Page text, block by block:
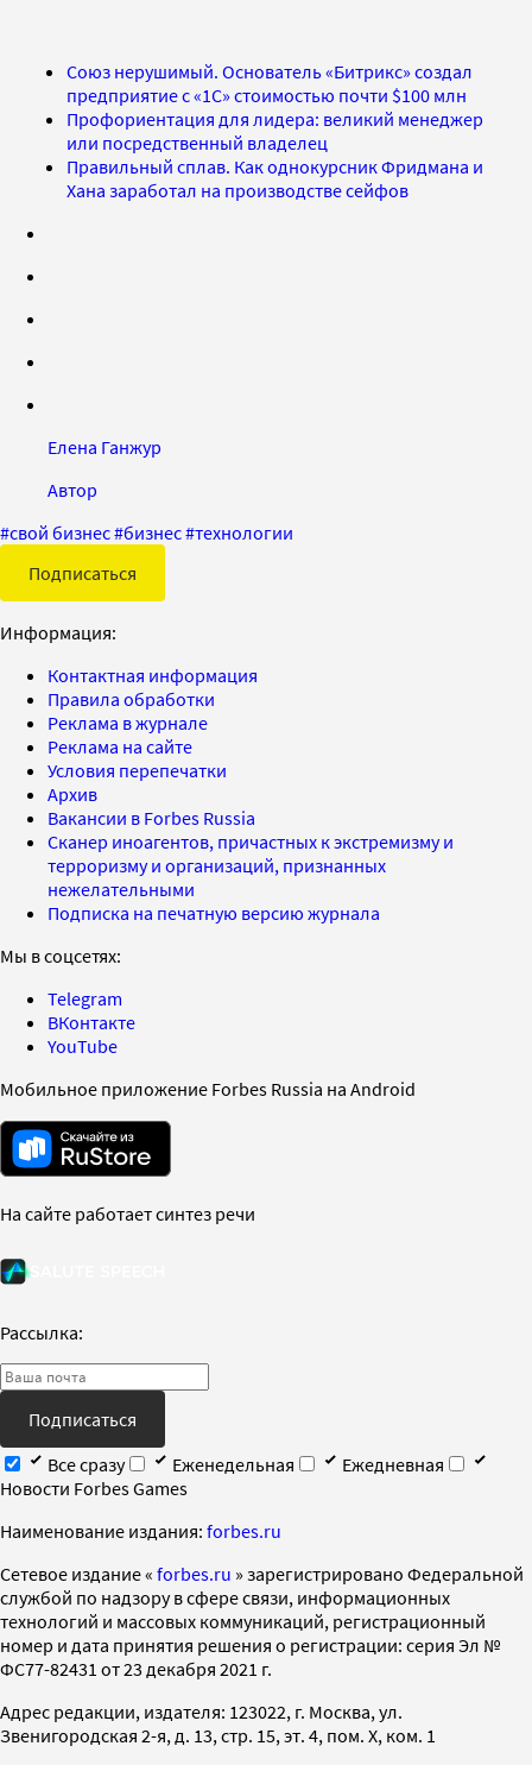
Союз нерушимый. Основатель «Битрикс» создал
предприятие с «1С» стоимостью почти $100 млн
Профориентация для лидера: великий менеджер
или посредственный владелец
Правильный сплав. Как однокурсник Фридмана и
Хана заработал на производстве сейфов
Елена Ганжур
Автор
#свой бизнес#бизнес#технологии
Подписаться
Информация:
Контактная информация
Правила обработки
Реклама в журнале
Реклама на сайте
Условия перепечатки
Архив
Вакансии в Forbes Russia
Сканер иноагентов, причастных к экстремизму и
терроризму и организаций, признанных
нежелательными
Подписка на печатную версию журнала
Мы в соцсетях:
Telegram
ВКонтакте
YouTube
Мобильное приложение Forbes Russia на Android
На сайте работает синтез речи
Рассылка:
Подписаться
Все сразу
Еженедельная
Ежедневная
Новости Forbes Games
Наименование издания: forbes.ru
Cетевое издание « forbes.ru » зарегистрировано Федеральной
службой по надзору в сфере связи, информационных
технологий и массовых коммуникаций, регистрационный
номер и дата принятия решения о регистрации: серия Эл №
ФС77-82431 от 23 декабря 2021 г.
Адрес редакции, издателя: 123022, г. Москва, ул.
Звенигородская 2-я, д. 13, стр. 15, эт. 4, пом. X, ком. 1